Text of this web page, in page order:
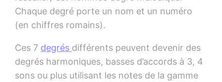
Chaque degré porte un nom et un numéro
(en chiffres romains).
Ces 7 degrés différents peuvent devenir des
degrés harmoniques, basses d’accords à 3, 4
sons ou plus utilisant les notes de la gamme